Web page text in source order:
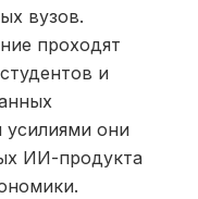
вузов.
проходят
и
они
ИИ-продукта